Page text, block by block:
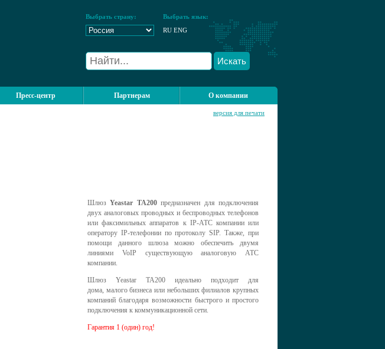
Выбрать страну:
Выбрать язык:
RU ENG
Искать
Пресс-центр Партнерам О компании
версия для печати
Шлюз Yeastar TA200предназначен для подключения
двух аналоговых проводных и беспроводных телефонов
или факсимильных аппаратов к IP-АТС компании или
оператору IP-телефонии по протоколу SIP. Также, при
помощи данного шлюза можно обеспечить двумя
линиями VoIP существующую аналоговую АТС
компании.
Шлюз Yeastar TA200 идеально подходит для
дома, малого бизнеса или небольших филиалов крупных
компаний благодаря возможности быстрого и простого
подключения к коммуникационной сети.
Гарантия 1 (один) год!